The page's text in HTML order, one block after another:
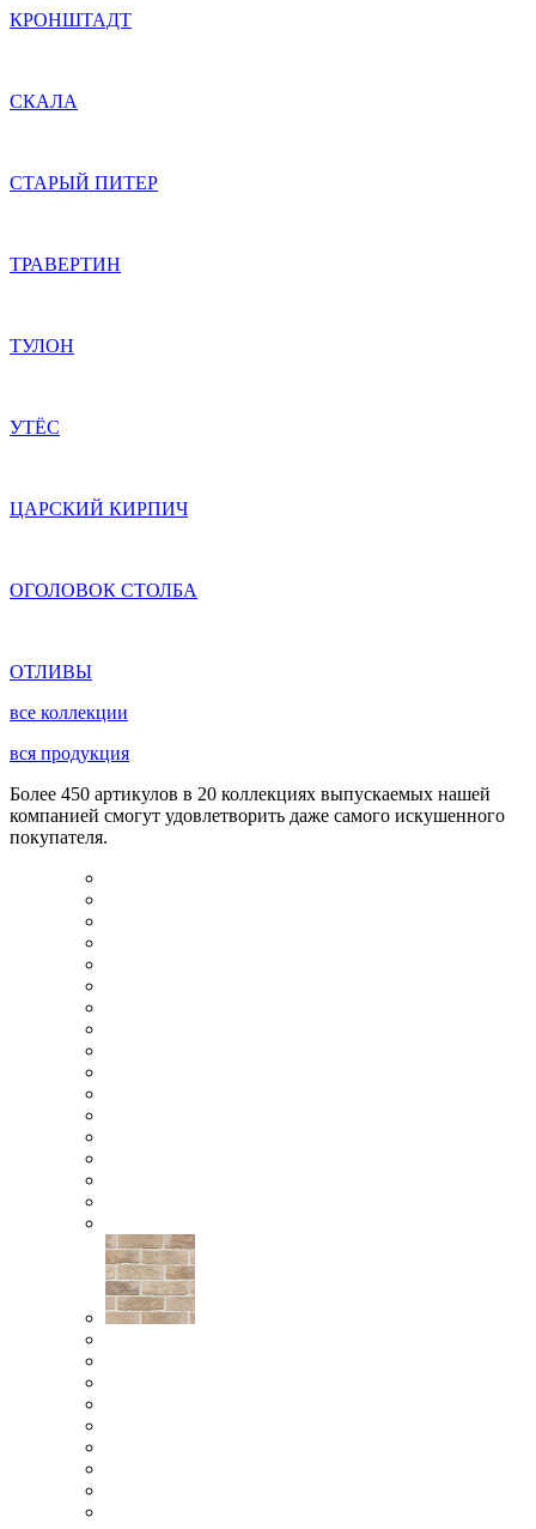
КРОНШТАДТ
СКАЛА
СТАРЫЙ ПИТЕР
ТРАВЕРТИН
ТУЛОН
УТЁС
ЦАРСКИЙ КИРПИЧ
ОГОЛОВОК СТОЛБА
ОТЛИВЫ
все коллекции
вся продукция
Более 450 артикулов в 20 коллекциях выпускаемых нашей
компанией смогут удовлетворить даже самого искушенного
покупателя.